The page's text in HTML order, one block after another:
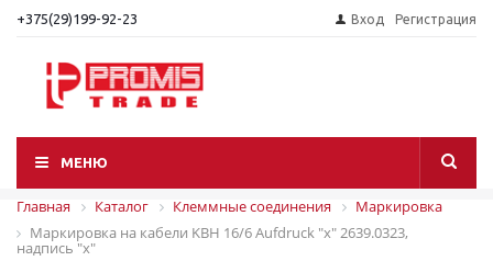
+375(29)199-92-23 Вход Регистрация
МЕНЮ
Главная Каталог Клеммные соединения
Маркировка
Маркировка на кабели KBH 16/6 Aufdruck "x" 2639.0323,
надпись "x"